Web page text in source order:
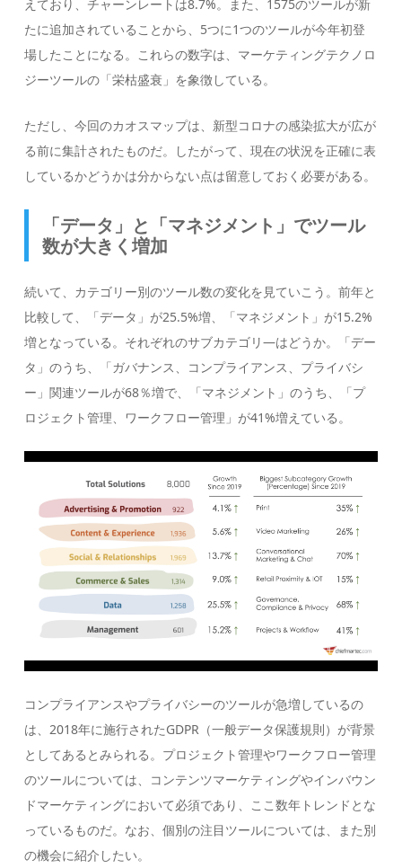
えており、チャーンレートは8.7%。また、1575のツールが新
たに追加されていることから、5つに1つのツールが今年初登
場したことになる。これらの数字は、マーケティングテクノロ
ジーツールの「栄枯盛衰」を象徴している。
ただし、今回のカオスマップは、新型コロナの感染拡大が広が
る前に集計されたものだ。したがって、現在の状況を正確に表
しているかどうかは分からない点は留意しておく必要がある。
「データ」と「マネジメント」でツール
数が大きく増加
続いて、カテゴリー別のツール数の変化を見ていこう。前年と
比較して、「データ」が25.5%増、「マネジメント」が15.2%
増となっている。それぞれのサブカテゴリ―はどうか。「デー
タ」のうち、「ガバナンス、コンプライアンス、プライバシ
ー」関連ツールが68％増で、「マネジメント」のうち、「プ
ロジェクト管理、ワークフロー管理」が41%増えている。
コンプライアンスやプライバシーのツールが急増しているの
は、2018年に施行されたGDPR（一般データ保護規則）が背景
としてあるとみられる。プロジェクト管理やワークフロー管理
のツールについては、コンテンツマーケティングやインバウン
ドマーケティングにおいて必須であり、ここ数年トレンドとな
っているものだ。なお、個別の注目ツールについては、また別
の機会に紹介したい。